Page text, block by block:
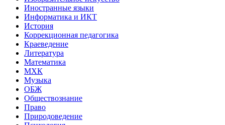
Иностранные языки
Информатика и ИКТ
История
Коррекционная педагогика
Краеведение
Литература
Математика
МХК
Музыка
ОБЖ
Обществознание
Право
Природоведение